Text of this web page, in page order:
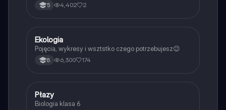
5 4,402 2
Biologia
Ekologia
Pojęcia, wykresy i wsztstko czego potrzebujesz😉
8 6,300 174
PBiologia
Płazy
Biologia klasa 6